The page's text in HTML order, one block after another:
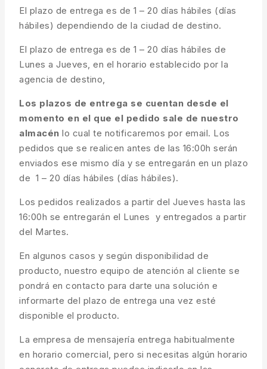
El plazo de entrega es de 1 – 20 días hábiles (días
hábiles) dependiendo de la ciudad de destino.
El plazo de entrega es de 1 – 20 días hábiles de
Lunes a Jueves, en el horario establecido por la
agencia de destino,
Los plazos de entrega se cuentan desde el
momento en el que el pedido sale de nuestro
almacén lo cual te notificaremos por email. Los
pedidos que se realicen antes de las 16:00h serán
enviados ese mismo día y se entregarán en un plazo
de 1 – 20 días hábiles (días hábiles).
Los pedidos realizados a partir del Jueves hasta las
16:00h se entregarán el Lunes y entregados a partir
del Martes.
En algunos casos y según disponibilidad de
producto, nuestro equipo de atención al cliente se
pondrá en contacto para darte una solución e
informarte del plazo de entrega una vez esté
disponible el producto.
La empresa de mensajería entrega habitualmente
en horario comercial, pero si necesitas algún horario